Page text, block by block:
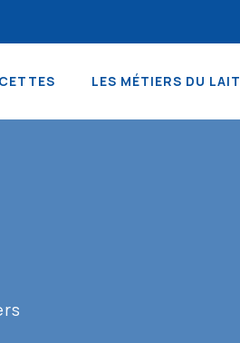
LES MÉTIERS DU LAIT